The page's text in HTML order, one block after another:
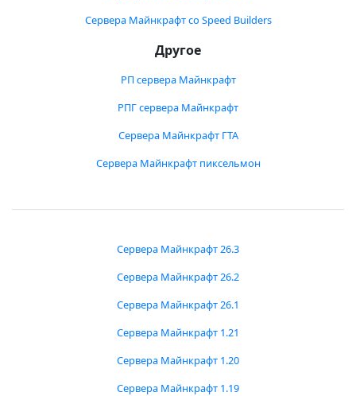
Сервера Майнкрафт со Speed Builders
Другое
РП сервера Майнкрафт
РПГ сервера Майнкрафт
Сервера Майнкрафт ГТА
Сервера Майнкрафт пиксельмон
Сервера Майнкрафт 26.3
Сервера Майнкрафт 26.2
Сервера Майнкрафт 26.1
Сервера Майнкрафт 1.21
Сервера Майнкрафт 1.20
Сервера Майнкрафт 1.19